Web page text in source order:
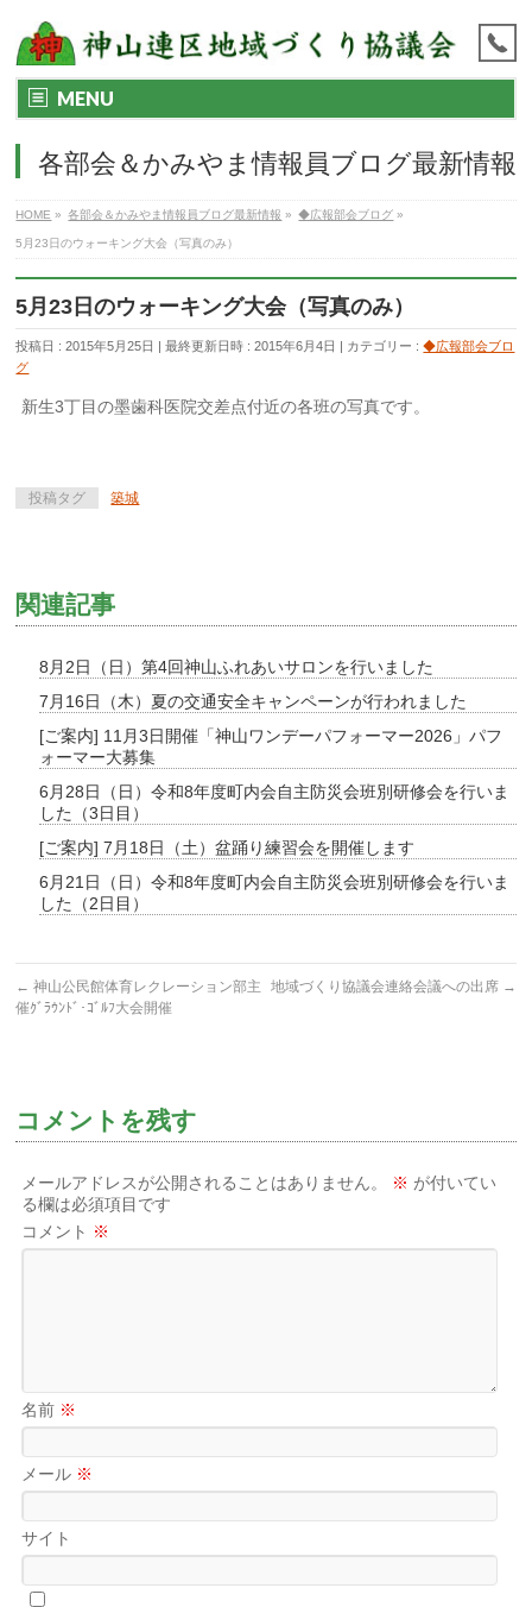
MENU
各部会＆かみやま情報員ブログ最新情報
HOME » 各部会＆かみやま情報員ブログ最新情報 » ◆広報部会ブログ »
5月23日のウォーキング大会（写真のみ）
5月23日のウォーキング大会（写真のみ）
投稿日 : 2015年5月25日 最終更新日時 : 2015年6月4日 カテゴリー :◆広報部会ブロ
グ
新生3丁目の墨歯科医院交差点付近の各班の写真です。
投稿タグ 築城
関連記事
8月2日（日）第4回神山ふれあいサロンを行いました
7月16日（木）夏の交通安全キャンペーンが行われました
[ご案内] 11月3日開催「神山ワンデーパフォーマー2026」パフ
ォーマー大募集
6月28日（日）令和8年度町内会自主防災会班別研修会を行いま
した（3日目）
[ご案内] 7月18日（土）盆踊り練習会を開催します
6月21日（日）令和8年度町内会自主防災会班別研修会を行いま
した（2日目）
← 神山公民館体育レクレーション部主
催ｸﾞﾗｳﾝﾄﾞ･ｺﾞﾙﾌ大会開催
地域づくり協議会連絡会議への出席 →
コメントを残す
メールアドレスが公開されることはありません。 ※ が付いてい
る欄は必須項目です
コメント ※
名前 ※
メール ※
サイト